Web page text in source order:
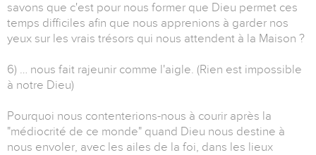
savons que c'est pour nous former que Dieu permet ces
temps difficiles afin que nous apprenions à garder nos
yeux sur les vrais trésors qui nous attendent à la Maison ?
6) … nous fait rajeunir comme l'aigle. (Rien est impossible
à notre Dieu)
Pourquoi nous contenterions-nous à courir après la
"médiocrité de ce monde" quand Dieu nous destine à
nous envoler, avec les ailes de la foi, dans les lieux